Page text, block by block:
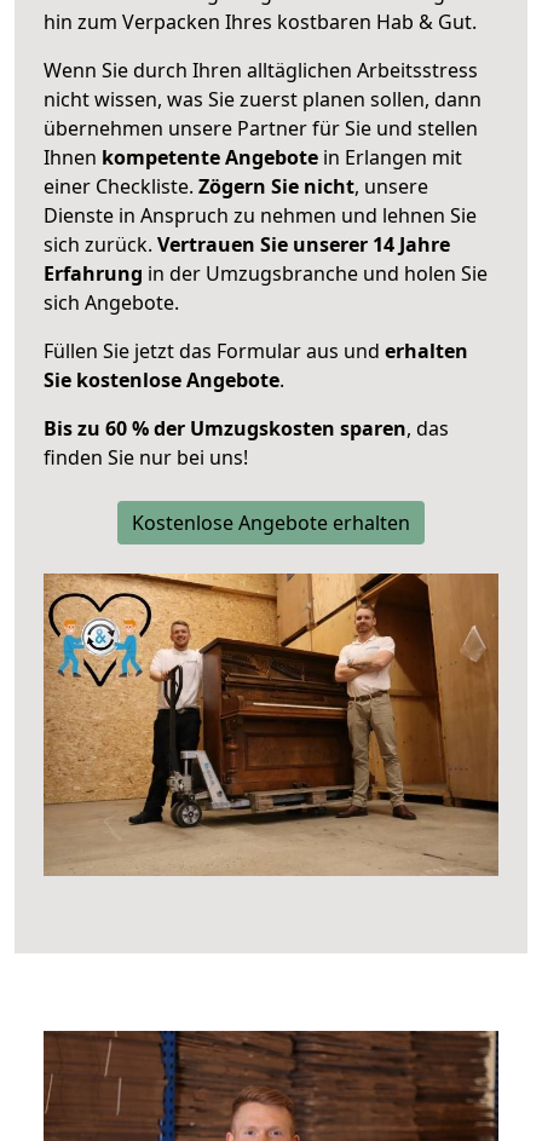
hin zum Verpacken Ihres kostbaren Hab & Gut.
Wenn Sie durch Ihren alltäglichen Arbeitsstress
nicht wissen, was Sie zuerst planen sollen, dann
übernehmen unsere Partner für Sie und stellen
Ihnen kompetente Angebote in Erlangen mit
einer Checkliste. Zögern Sie nicht, unsere
Dienste in Anspruch zu nehmen und lehnen Sie
sich zurück. Vertrauen Sie unserer 14 Jahre
Erfahrung in der Umzugsbranche und holen Sie
sich Angebote.
Füllen Sie jetzt das Formular aus und erhalten
Sie kostenlose Angebote.
Bis zu 60 % der Umzugskosten sparen, das
finden Sie nur bei uns!
Kostenlose Angebote erhalten